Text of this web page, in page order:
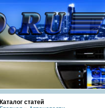
Каталог статей